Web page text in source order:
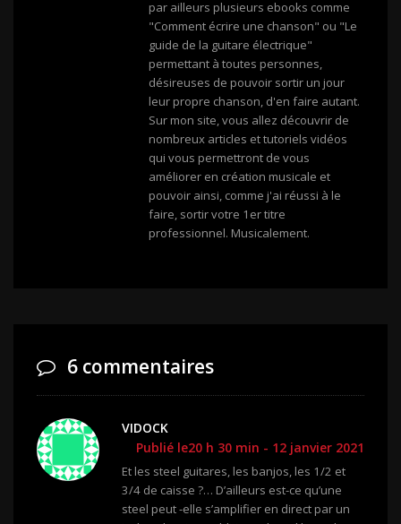
par ailleurs plusieurs ebooks comme
"Comment écrire une chanson" ou "Le
guide de la guitare électrique"
permettant à toutes personnes,
désireuses de pouvoir sortir un jour
leur propre chanson, d'en faire autant.
Sur mon site, vous allez découvrir de
nombreux articles et tutoriels vidéos
qui vous permettront de vous
améliorer en création musicale et
pouvoir ainsi, comme j'ai réussi à le
faire, sortir votre 1er titre
professionnel. Musicalement.
6 commentaires
VIDOCK
Publié le20 h 30 min - 12 janvier 2021
Et les steel guitares, les banjos, les 1/2 et
3/4 de caisse ?… D’ailleurs est-ce qu’une
steel peut -elle s’amplifier en direct par un